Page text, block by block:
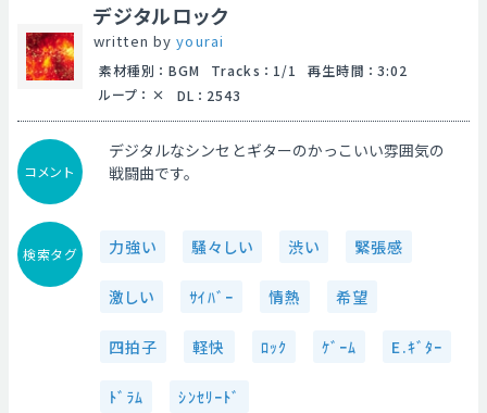
デジタルロック
written byyourai
素材種別 ： BGM Tracks ： 1/1 再生時間 ： 3:02
ループ ： DL ： 2543
コメント
デジタルなシンセとギターのかっこいい雰囲気の
戦闘曲です。
検索タグ 力強い 騒々しい 渋い 緊張感
激しい ｻｲﾊﾞｰ 情熱 希望
四拍子 軽快 ﾛｯｸ ｹﾞｰﾑ E.ｷﾞﾀｰ
ﾄﾞﾗﾑ ｼﾝｾﾘｰﾄﾞ